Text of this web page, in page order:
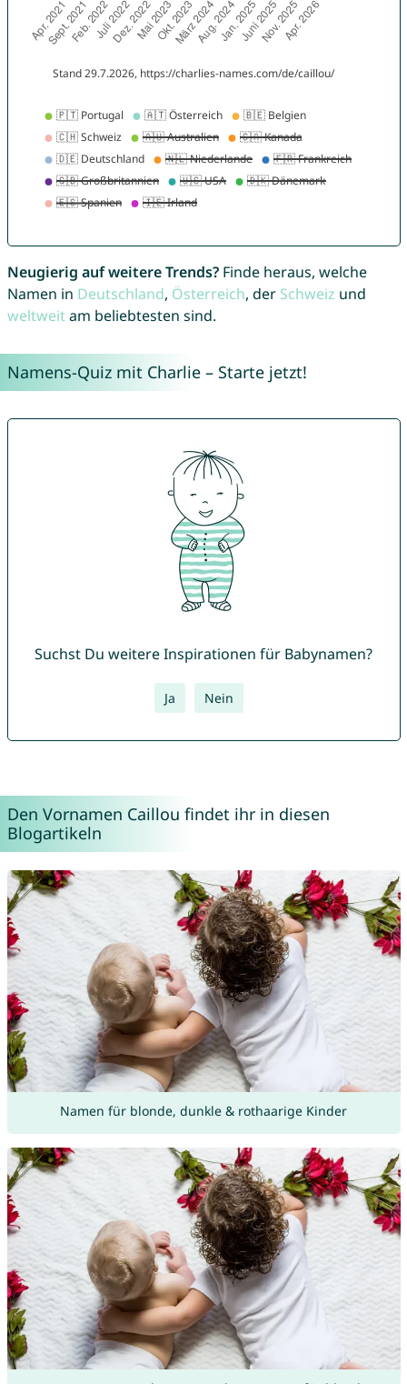
Neugierig auf weitere Trends?Finde heraus, welche
Namen in Deutschland, Österreich, der Schweiz und
weltweitam beliebtesten sind.
Namens-Quiz mit Charlie – Starte jetzt!
Suchst Du weitere Inspirationen für Babynamen?
Ja Nein
Den Vornamen Caillou findet ihr in diesen
Blogartikeln
Namen für blonde, dunkle & rothaarige Kinder